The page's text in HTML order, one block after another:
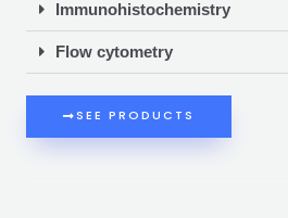
Immunohistochemistry
Flow cytometry
SEE PRODUCTS